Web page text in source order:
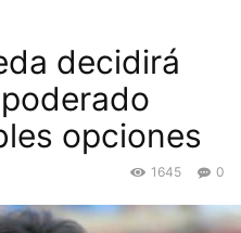
decidirá
opciones
0
1645